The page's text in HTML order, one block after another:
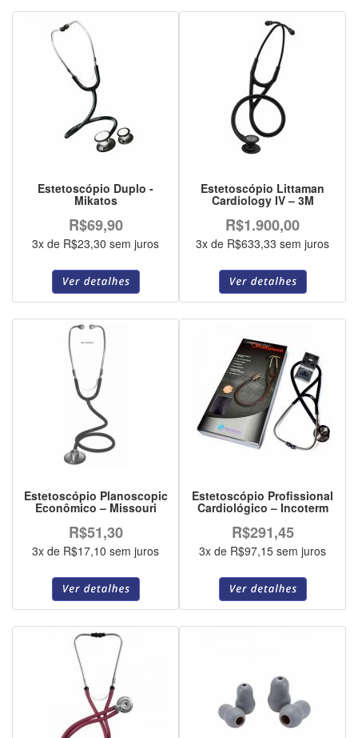
Estetoscópio Duplo -
Mikatos
R$69,90
3x de R$23,30 sem juros
Estetoscópio Littaman
Cardiology IV – 3M
R$1.900,00
3x de R$633,33 sem juros
Estetoscópio Planoscopic
Econômico – Missouri
R$51,30
3x de R$17,10 sem juros
Estetoscópio Profissional
Cardiológico – Incoterm
R$291,45
3x de R$97,15 sem juros